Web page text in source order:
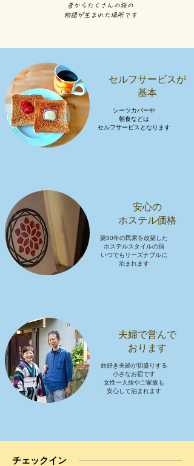
昔からたくさんの旅の
物語が生まれた場所です
セルフサービスが
​基本
シーツカバーや
朝食などは
​セルフサービスとなります
安心の
​ホステル価格
築50年の民家を改築した
ホステルスタイルの宿
​いつでもリーズナブルに
泊まれます
夫婦で営んで
​おります
旅好き夫婦が切盛りする
小さなお宿です
女性一人旅やご家族も
​安心して泊まれます
チェックイン